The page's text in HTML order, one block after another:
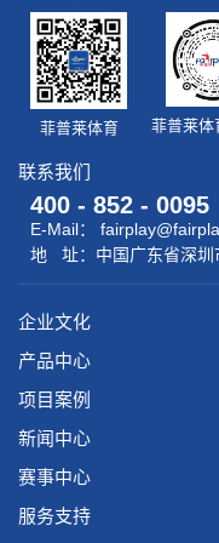
菲普莱体育 菲普莱体
联系我们
400 - 852 - 0095
E-Mail：
地 址：中国广东省深圳
企业文化
产品中心
项目案例
新闻中心
赛事中心
服务支持